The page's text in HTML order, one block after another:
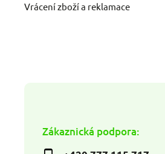
Zákaznická podpora:
Vrácení zboží a reklamace